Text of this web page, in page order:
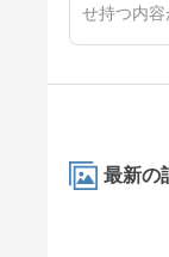
せ持つ内
最新の